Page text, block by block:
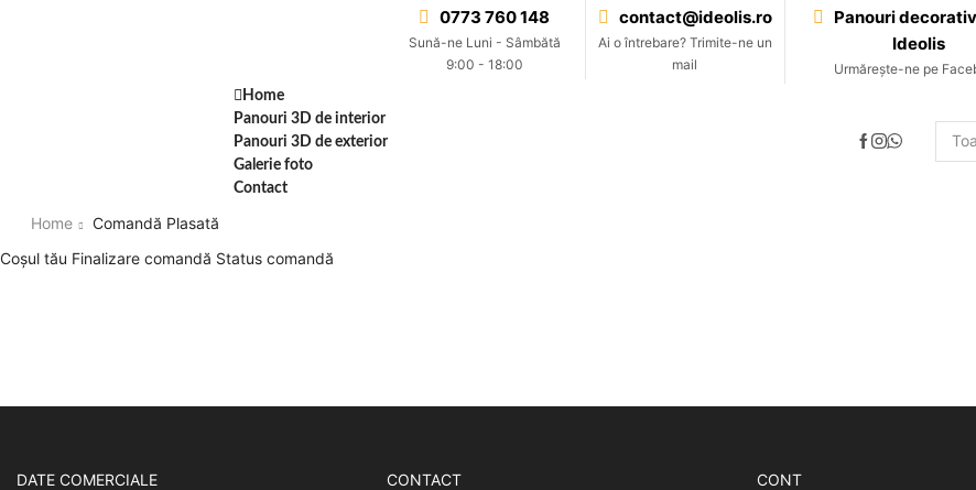
0773 760 148
Sună-ne Luni - Sâmbătă
9:00 - 18:00
contact@ideolis.ro
Ai o întrebare? Trimite-ne un
mail
Panouri
Ideolis
Urmărește-ne pe
Home
Panouri 3D de interior
Panouri 3D de exterior
Galerie foto
Contact
Home
Comandă Plasată
Coșul tău Finalizare comandă Status comandă
DATE COMERCIALE CONTACT CONT